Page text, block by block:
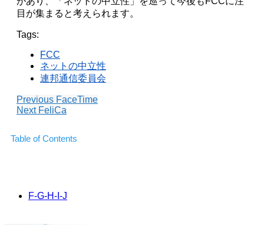
目が集まると考えられます。
Tags:
FCC
ネットの中立性
連邦通信委員会
Previous FaceTime
Next FeliCa
Table of Contents
F-G-H-I-J